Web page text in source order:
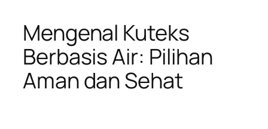
Mengenal Kuteks
Berbasis Air: Pilihan
Aman dan Sehat